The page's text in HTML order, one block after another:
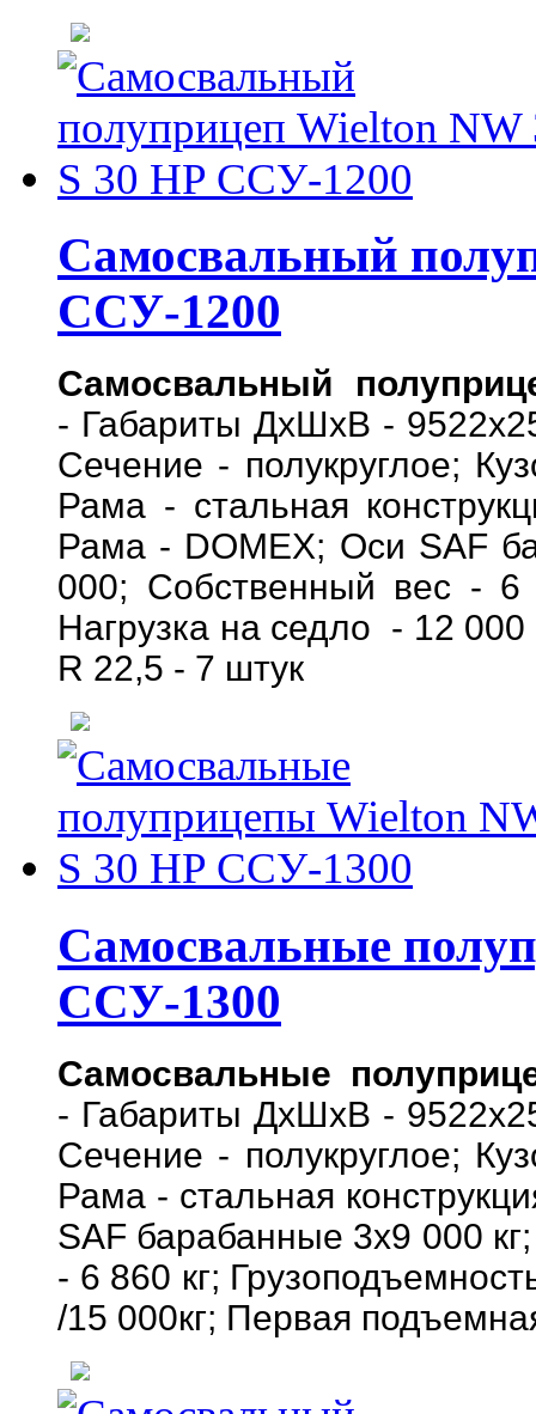
Самосвальный
ССУ-1200
Самосвальный
- Габариты ДхШхВ -
Сечение - полукруглое;
Рама - стальная
Рама - DOMEX; Оси SAF
000; Собственный вес - 6
Нагрузка на седло - 12
R 22,5 - 7 штук
Самосвальные
ССУ-1300
Самосвальные
- Габариты ДхШхВ -
Сечение - полукруглое;
Рама - стальная
SAF барабанные 3х9 000
- 6 860 кг;
/15 000кг; Первая